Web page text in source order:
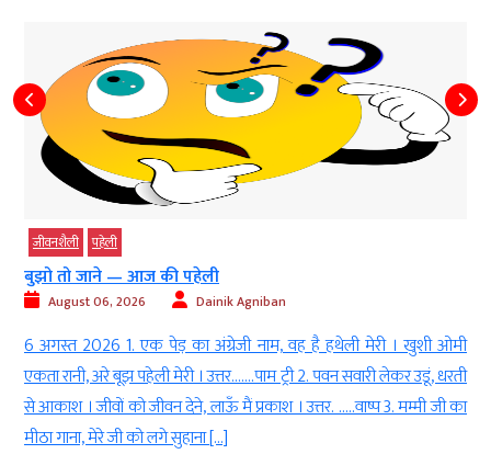
जीवनशैली पहेली
बुझो तो जाने — आज की पहेली
August 06, 2026 Dainik Agniban
6 अगस्त 2026 1. एक पेड़ का अंग्रेजी नाम, वह है हथेली मेरी । खुशी ओमी
एकता रानी, अरे बूझ पहेली मेरी । उत्तर…….पाम ट्री 2. पवन सवारी लेकर उडूं, धरती
से आकाश । जीवों को जीवन देने, लाऊँ मैं प्रकाश । उत्तर. …..वाष्प 3. मम्मी जी का
मीठा गाना, मेरे जी को लगे सुहाना […]